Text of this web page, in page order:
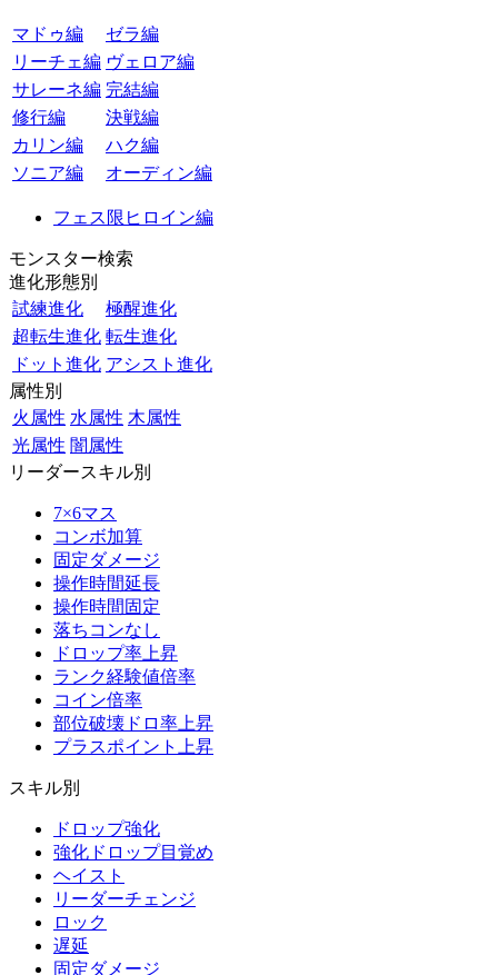
マドゥ編
ゼラ編
リーチェ編 ヴェロア編
サレーネ編 完結編
修行編
決戦編
カリン編
ハク編
ソニア編
オーディン編
フェス限ヒロイン編
モンスター検索
進化形態別
試練進化
極醒進化
超転生進化 転生進化
ドット進化 アシスト進化
属性別
火属性 水属性 木属性
光属性 闇属性
リーダースキル別
7×6マス
コンボ加算
固定ダメージ
操作時間延長
操作時間固定
落ちコンなし
ドロップ率上昇
ランク経験値倍率
コイン倍率
部位破壊ドロ率上昇
プラスポイント上昇
スキル別
ドロップ強化
強化ドロップ目覚め
ヘイスト
リーダーチェンジ
ロック
遅延
固定ダメージ